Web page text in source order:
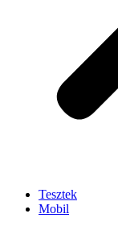
Tesztek
Mobil